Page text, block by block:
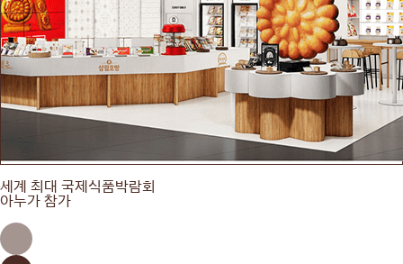
세계 최대 국제식품박람회
아누가 참가